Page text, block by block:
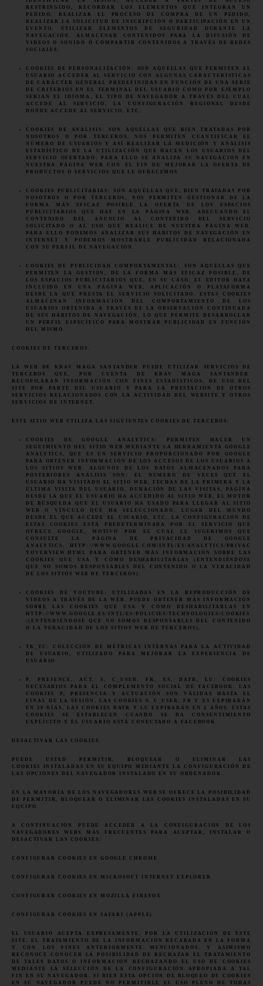
RESTRINGIDO, RECORDAR LOS ELEMENTOS QUE INTEGRAN UN
PEDIDO, REALIZAR EL PROCESO DE COMPRA DE UN PEDIDO,
REALIZAR LA SOLICITUD DE INSCRIPCIÓN O PARTICIPACIÓN EN UN
EVENTO, UTILIZAR ELEMENTOS DE SEGURIDAD DURANTE LA
NAVEGACIÓN, ALMACENAR CONTENIDOS PARA LA DIFUSIÓN DE
VIDEOS O SONIDO O COMPARTIR CONTENIDOS A TRAVÉS DE REDES
SOCIALES.
COOKIES DE PERSONALIZACIÓN: SON AQUÉLLAS QUE PERMITEN AL
USUARIO ACCEDER AL SERVICIO CON ALGUNAS CARACTERÍSTICAS
DE CARÁCTER GENERAL PREDEFINIDAS EN FUNCIÓN DE UNA SERIE
DE CRITERIOS EN EL TERMINAL DEL USUARIO COMO POR EJEMPLO
SERIAN EL IDIOMA, EL TIPO DE NAVEGADOR A TRAVÉS DEL CUAL
ACCEDE AL SERVICIO, LA CONFIGURACIÓN REGIONAL DESDE
DONDE ACCEDE AL SERVICIO, ETC.
COOKIES DE ANÁLISIS: SON AQUÉLLAS QUE BIEN TRATADAS POR
NOSOTROS O POR TERCEROS, NOS PERMITEN CUANTIFICAR EL
NÚMERO DE USUARIOS Y ASÍ REALIZAR LA MEDICIÓN Y ANÁLISIS
ESTADÍSTICO DE LA UTILIZACIÓN QUE HACEN LOS USUARIOS DEL
SERVICIO OFERTADO. PARA ELLO SE ANALIZA SU NAVEGACIÓN EN
NUESTRA PÁGINA WEB CON EL FIN DE MEJORAR LA OFERTA DE
PRODUCTOS O SERVICIOS QUE LE OFRECEMOS.
COOKIES PUBLICITARIAS: SON AQUÉLLAS QUE, BIEN TRATADAS POR
NOSOTROS O POR TERCEROS, NOS PERMITEN GESTIONAR DE LA
FORMA MÁS EFICAZ POSIBLE LA OFERTA DE LOS ESPACIOS
PUBLICITARIOS QUE HAY EN LA PÁGINA WEB, ADECUANDO EL
CONTENIDO DEL ANUNCIO AL CONTENIDO DEL SERVICIO
SOLICITADO O AL USO QUE REALICE DE NUESTRA PÁGINA WEB.
PARA ELLO PODEMOS ANALIZAR SUS HÁBITOS DE NAVEGACIÓN EN
INTERNET Y PODEMOS MOSTRARLE PUBLICIDAD RELACIONADA
CON SU PERFIL DE NAVEGACIÓN.
COOKIES DE PUBLICIDAD COMPORTAMENTAL: SON AQUÉLLAS QUE
PERMITEN LA GESTIÓN, DE LA FORMA MÁS EFICAZ POSIBLE, DE
LOS ESPACIOS PUBLICITARIOS QUE, EN SU CASO, EL EDITOR HAYA
INCLUIDO EN UNA PÁGINA WEB, APLICACIÓN O PLATAFORMA
DESDE LA QUE PRESTA EL SERVICIO SOLICITADO. ESTAS COOKIES
ALMACENAN INFORMACIÓN DEL COMPORTAMIENTO DE LOS
USUARIOS OBTENIDA A TRAVÉS DE LA OBSERVACIÓN CONTINUADA
DE SUS HÁBITOS DE NAVEGACIÓN, LO QUE PERMITE DESARROLLAR
UN PERFIL ESPECÍFICO PARA MOSTRAR PUBLICIDAD EN FUNCIÓN
DEL MISMO.
COOKIES DE TERCEROS.
LA WEB DE KRAV MAGASANTANDER
PUEDE UTILIZAR SERVICIOS DE
TERCEROS QUE, POR CUENTA DE KRAV MAGA SANTANDER
RECOPILARAN INFORMACIÓN CON FINES ESTADÍSTICOS, DE USO DEL
SITE POR PARTE DEL USUARIO Y PARA LA PRESTACIÓN DE OTROS
SERVICIOS RELACIONADOS CON LA ACTIVIDAD DEL WEBSITE Y OTROS
SERVICIOS DE INTERNET.
ESTE SITIO WEB UTILIZA LAS SIGUIENTES COOKIES DE TERCEROS:
COOKIES DE GOOGLE ANALYTICS: PERMITEN HACER UN
SEGUIMIENTO DEL SITIO WEB MEDIANTE LA HERRAMIENTA GOOGLE
ANALYTICS, QUE ES UN SERVICIO PROPORCIONADO POR GOOGLE
PARA OBTENER INFORMACIÓN DE LOS ACCESOS DE LOS USUARIOS A
LOS SITIOS WEB. ALGUNOS DE LOS DATOS ALMACENADOS PARA
POSTERIORES ANÁLISIS SON: EL NÚMERO DE VECES QUE EL
USUARIO HA VISITADO EL SITIO WEB, FECHAS DE LA PRIMERA Y LA
ÚLTIMA VISITA DEL USUARIO, DURACIÓN DE LAS VISITAS, PÁGINA
DESDE LA QUE EL USUARIO HA ACCEDIDO AL SITIO WEB, EL MOTOR
DE BÚSQUEDA QUE EL USUARIO HA USADO PARA LLEGAR AL SITIO
WEB O VÍNCULO QUE HA SELECCIONADO, LUGAR DEL MUNDO
DESDE EL QUE ACCEDE EL USUARIO, ETC. LA CONFIGURACIÓN DE
ESTAS COOKIES ESTÁ PREDETERMINADA POR EL SERVICIO QUE
OFRECE GOOGLE, MOTIVO POR EL CUAL LE SUGERIMOS QUE
CONSULTE LA PÁGINA DE PRIVACIDAD DE GOOGLE
ANALYTICS,
HTTP://WWW.GOOGLE.COM/INTL/ES/ANALYTICS/PRIVAC
YOVERVIEW.HTML
PARA OBTENER MÁS INFORMACIÓN SOBRE LAS
COOKIES QUE USA Y CÓMO DESHABILITARLAS (ENTENDIÉNDOSE
QUE NO SOMOS RESPONSABLES DEL CONTENIDO O LA VERACIDAD
DE LOS SITIOS WEB DE TERCEROS).
COOKIES DE YOUTUBE: UTILIZADAS EN LA REPRODUCCIÓN DE
VÍDEOS A TRAVÉS DE LA WEB. PUEDE OBTENER MÁS INFORMACIÓN
SOBRE LAS COOKIES QUE USA Y CÓMO DESHABILITARLAS EN
HTTP://WWW.GOOGLE.ES/INTL/ES/POLICIES/TECHNOLOGIES/COOKIES
/ (ENTENDIÉNDOSE QUE NO SOMOS RESPONSABLES DEL CONTENIDO
O LA VERACIDAD DE LOS SITIOS WEB DE TERCEROS).
TK_TC: COLECCIÓN DE MÉTRICAS INTERNAS PARA LA ACTIVIDAD
DE USUARIO, UTILIZADO PARA MEJORAR LA EXPERIENCIA DE
USUARIO
P, PRESENCE, ACT, S, C_USER, FR, XS, DATR, LU: COOKIES
NECESARIOS PARA EL COMPLEMENTO SOCIAL DE FACEBOOK. LAS
COOKIES P, PRESENCIA Y ACTUACIÓN SON VÁLIDAS HASTA EL
FINAL DE LA SESIÓN, LAS COOKIES S, C_USER, FR Y XS EXPIRARÁN
EN 30 DÍAS, LAS COOKIES DATR Y LU EXPIRARÁN EN 2 AÑOS. ESTAS
COOKIES SE ESTABLECEN CUANDO SE DA CONSENTIMIENTO
EXPLÍCITO Y EL USUARIO ESTÁ CONECTADO A FACEBOOK.
DESACTIVAR LAS COOKIES.
PUEDE USTED PERMITIR, BLOQUEAR O ELIMINAR LAS
COOKIES INSTALADAS EN SU EQUIPO MEDIANTE LA CONFIGURACIÓN DE
LAS OPCIONES DEL NAVEGADOR INSTALADO EN SU ORDENADOR.
EN LA MAYORÍA DE LOS NAVEGADORES WEB SE OFRECE LA POSIBILIDAD
DE PERMITIR, BLOQUEAR O ELIMINAR LAS COOKIES INSTALADAS EN SU
EQUIPO.
A CONTINUACIÓN PUEDE ACCEDER A LA CONFIGURACIÓN DE LOS
NAVEGADORES WEBS MÁS FRECUENTES PARA ACEPTAR, INSTALAR O
DESACTIVAR LAS COOKIES:
CONFIGURAR COOKIES EN GOOGLE CHROME
CONFIGURAR COOKIES EN MICROSOFT INTERNET EXPLORER
CONFIGURAR COOKIES EN MOZILLA FIREFOX
CONFIGURAR COOKIES EN SAFARI (APPLE)
EL USUARIO ACEPTA EXPRESAMENTE, POR LA UTILIZACIÓN DE ESTE
SITE, EL TRATAMIENTO DE LA INFORMACIÓN RECABADA EN LA FORMA
Y CON LOS FINES ANTERIORMENTE MENCIONADOS. Y ASIMISMO
REC ONOCE CONOCER LA POSIBILIDAD DE RECHAZAR EL TRATAMIENTO
DE TALES DATOS O INFORMACIÓN RECHAZANDO EL USO DE COOKIES
MEDIANTE LA SELECCIÓN DE LA CONFIGURACIÓN APROPIADA A TAL
FIN EN SU NAVEGADOR. SI BIEN ESTA OPCIÓN DE BLOQUEO DE COOKIES
EN SU NAVEGADOR PUEDE NO PERMITIRLE EL USO PLENO DE TODAS